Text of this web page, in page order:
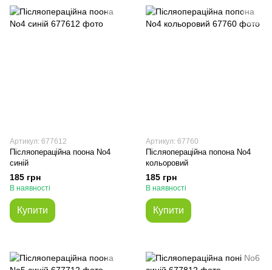
Артикул: 677612
Післяопераційна поона No4
синій
185 грн
В наявності
Купити
Артикул: 67760
Післяопераційна попона No4
кольоровий
185 грн
В наявності
Купити